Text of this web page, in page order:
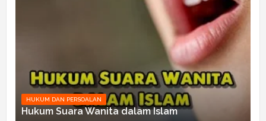
HUKUM DAN PERSOALAN
Hukum Suara Wanita dalam Islam